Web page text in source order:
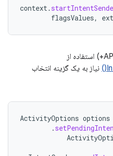
context .
flagsValues,
نیاز به یک گزینه انتخاب
ActivityOptions options
.